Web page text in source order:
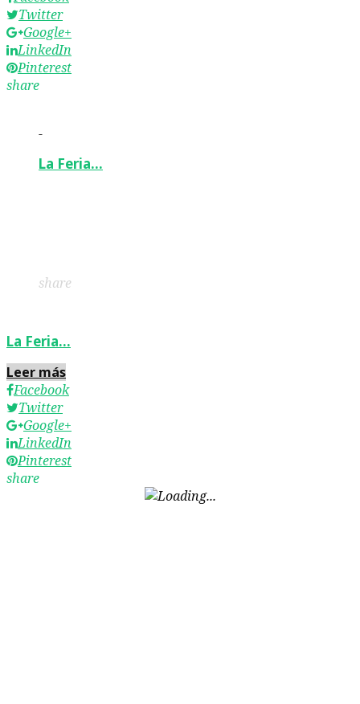
Twitter
Google+
LinkedIn
Pinterest
share
-
La Feria…
share
La Feria…
Leer más
Facebook
Twitter
Google+
LinkedIn
Pinterest
share